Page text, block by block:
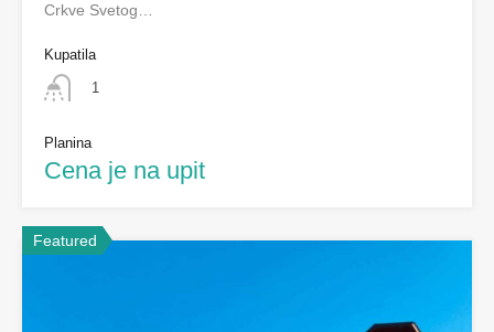
Crkve Svetog…
Kupatila
1
Planina
Cena je na upit
Featured